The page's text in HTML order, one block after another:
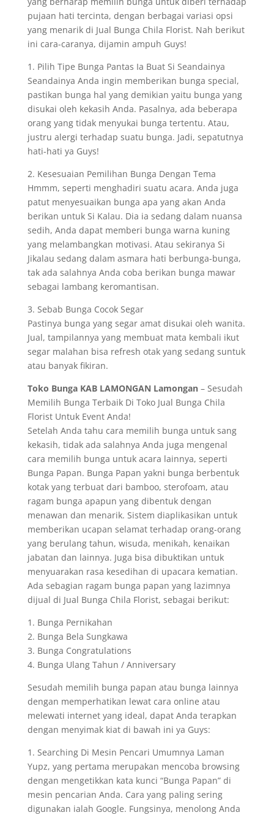
pujaan hati tercinta, dengan berbagai variasi opsi
yang menarik di Jual Bunga Chila Florist. Nah berikut
ini cara-caranya, dijamin ampuh Guys!
1. Pilih Tipe Bunga Pantas Ia Buat Si Seandainya
Seandainya Anda ingin memberikan bunga special,
pastikan bunga hal yang demikian yaitu bunga yang
disukai oleh kekasih Anda. Pasalnya, ada beberapa
orang yang tidak menyukai bunga tertentu. Atau,
justru alergi terhadap suatu bunga. Jadi, sepatutnya
hati-hati ya Guys!
2. Kesesuaian Pemilihan Bunga Dengan Tema
Hmmm, seperti menghadiri suatu acara. Anda juga
patut menyesuaikan bunga apa yang akan Anda
berikan untuk Si Kalau. Dia ia sedang dalam nuansa
sedih, Anda dapat memberi bunga warna kuning
yang melambangkan motivasi. Atau sekiranya Si
Jikalau sedang dalam asmara hati berbunga-bunga,
tak ada salahnya Anda coba berikan bunga mawar
sebagai lambang keromantisan.
3. Sebab Bunga Cocok Segar
Pastinya bunga yang segar amat disukai oleh wanita.
Jual, tampilannya yang membuat mata kembali ikut
segar malahan bisa refresh otak yang sedang suntuk
atau banyak fikiran.
Toko Bunga KAB LAMONGAN Lamongan– Sesudah
Memilih Bunga Terbaik Di Toko Jual Bunga Chila
Florist Untuk Event Anda!
Setelah Anda tahu cara memilih bunga untuk sang
kekasih, tidak ada salahnya Anda juga mengenal
cara memilih bunga untuk acara lainnya, seperti
Bunga Papan. Bunga Papan yakni bunga berbentuk
kotak yang terbuat dari bamboo, sterofoam, atau
ragam bunga apapun yang dibentuk dengan
menawan dan menarik. Sistem diaplikasikan untuk
memberikan ucapan selamat terhadap orang-orang
yang berulang tahun, wisuda, menikah, kenaikan
jabatan dan lainnya. Juga bisa dibuktikan untuk
menyuarakan rasa kesedihan di upacara kematian.
Ada sebagian ragam bunga papan yang lazimnya
dijual di Jual Bunga Chila Florist, sebagai berikut:
1. Bunga Pernikahan
2. Bunga Bela Sungkawa
3. Bunga Congratulations
4. Bunga Ulang Tahun / Anniversary
Sesudah memilih bunga papan atau bunga lainnya
dengan memperhatikan lewat cara online atau
melewati internet yang ideal, dapat Anda terapkan
dengan menyimak kiat di bawah ini ya Guys:
1. Searching Di Mesin Pencari Umumnya Laman
Yupz, yang pertama merupakan mencoba browsing
dengan mengetikkan kata kunci “Bunga Papan” di
mesin pencarian Anda. Cara yang paling sering
digunakan ialah Google. Fungsinya, menolong Anda